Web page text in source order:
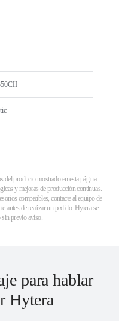
del producto mostrado en esta página
y mejoras de producción continuas.
compatibles, contacte al equipo de
antes de realizar un pedido. Hytera se
sin previo aviso.
para hablar
Hytera